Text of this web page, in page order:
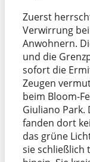
Zuerst
Verwirrung
Anwohnern.
und die
sofort die
Zeugen
beim Bloom-
Giuliano Park.
fanden dort
das grüne
sie schließlich